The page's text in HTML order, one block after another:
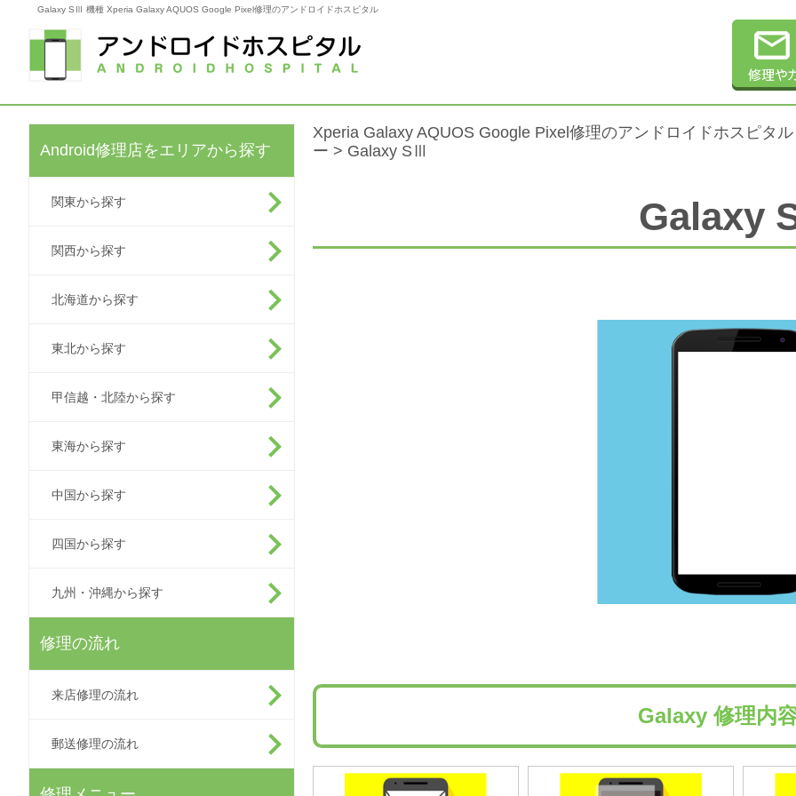
Galaxy SⅢ 機種 Xperia Galaxy AQUOS Google Pixel修理のアンドロイドホスピタル
Android修理店をエリアから探す
関東から探す
関西から探す
北海道から探す
東北から探す
甲信越・北陸から探す
東海から探す
中国から探す
四国から探す
九州・沖縄から探す
修理の流れ
来店修理の流れ
郵送修理の流れ
Xperia Galaxy AQUOS Google Pixel修理のアンドロイドホスピタル
ー > Galaxy SⅢ
Galaxy
Galaxy 修理内